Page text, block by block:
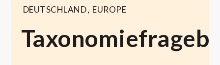
DEUTSCHLAND, EUROPE
Taxonomiefrageb